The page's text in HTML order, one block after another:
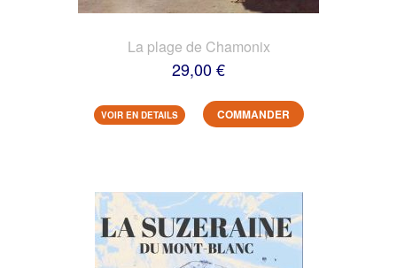
La plage de Chamonix
29,00 €
VOIR EN DETAILS COMMANDER